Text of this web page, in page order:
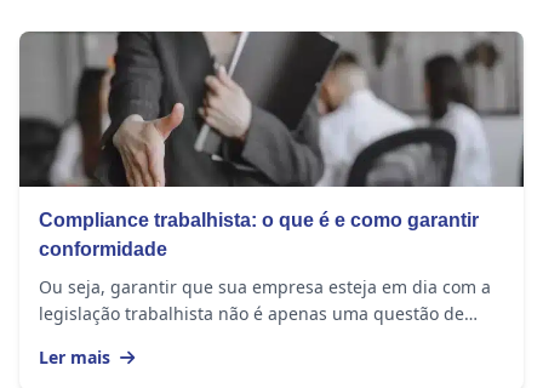
Compliance trabalhista: o que é e como garantir
conformidade
Ou seja, garantir que sua empresa esteja em dia com a
legislação trabalhista não é apenas uma questão de
Ler mais